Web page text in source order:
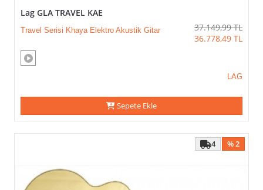
Lag GLA TRAVEL KAE
Travel Serisi Khaya Elektro Akustik Gitar 37.149,99 TL
36.778,49 TL
LAG
Sepete Ekle
% 2
4